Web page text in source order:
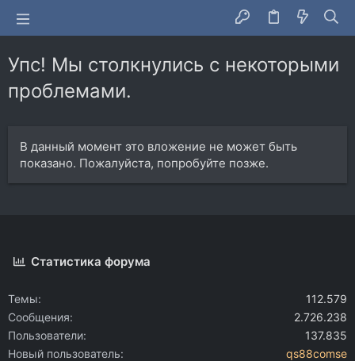
Упс! Мы столкнулись с некоторыми
проблемами.
В данный момент это вложение не может быть
показано. Пожалуйста, попробуйте позже.
Статистика форума
Темы
112.579
Сообщения
2.726.238
Пользователи
137.835
Новый пользователь
qs88comse